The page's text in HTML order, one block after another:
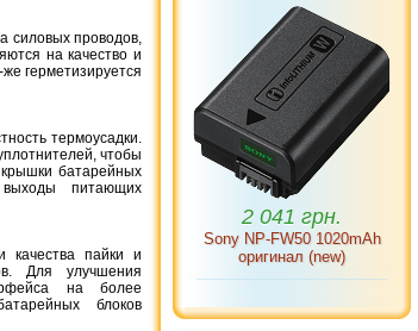
силовых проводов,
на качество и
герметизируется
термоусадки.
чтобы
батарейных
выходы питающих
качества пайки и
Для улучшения
на более
блоков
2 041 грн.
Sony NP-FW50 1020mAh
оригинал (new)